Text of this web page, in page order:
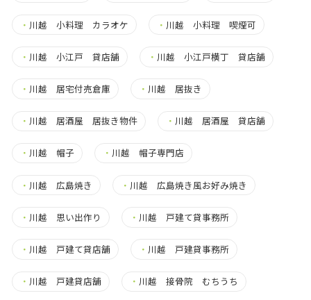
・ 川越 小料理 カラオケ ・ 川越 小料理 喫煙可
・ 川越 小江戸 貸店舗 ・ 川越 小江戸横丁 貸店舗
・ 川越 居宅付売倉庫 ・ 川越 居抜き
・ 川越 居酒屋 居抜き物件 ・ 川越 居酒屋 貸店舗
・ 川越 帽子 ・ 川越 帽子専門店
・ 川越 広島焼き ・ 川越 広島焼き風お好み焼き
・ 川越 思い出作り ・ 川越 戸建て貸事務所
・ 川越 戸建て貸店舗 ・ 川越 戸建貸事務所
・ 川越 戸建貸店舗 ・ 川越 接骨院 むちうち